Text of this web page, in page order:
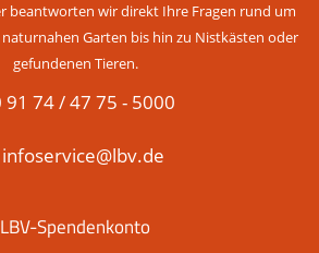
beantworten wir direkt Ihre Fragen rund um
Garten bis hin zu Nistkästen oder
gefundenen Tieren.
91 74 / 47 75 - 5000
infoservice@lbv.de
LBV-Spendenkonto